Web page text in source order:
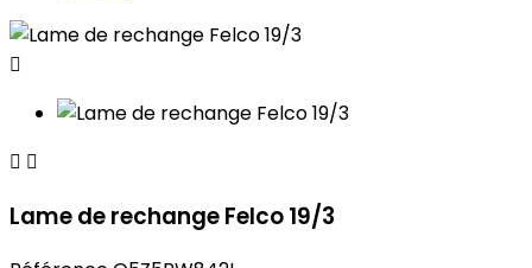

 
Lame de rechange Felco 19/3